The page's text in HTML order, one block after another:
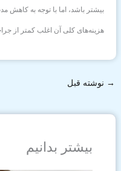
بیشتر باشد، اما با توجه به کاهش
هزینه‌های کلی آن اغلب کمتر از
→ نوشته قبل
بیشتر بدانیم